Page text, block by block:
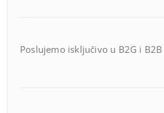
Poslujemo isključivo u B2G i